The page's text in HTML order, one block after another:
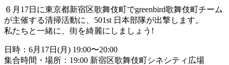
６月17日に東京都新宿区歌舞伎町でgreenbird歌舞伎町チーム
が主催する清掃活動に、501st 日本部隊が出撃します。
私たちと一緒に、街を綺麗にしましょう!
日時：6月17日(月) 19:00〜20:00
集合時間・場所：19:00 新宿区歌舞伎町シネシティ広場